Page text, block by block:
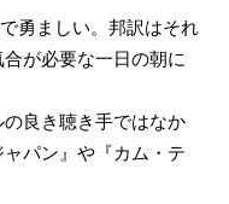
勇ましい。邦訳はそれ
が必要な一日の朝に
良き聴き手ではなか
パン』や『カム・テ